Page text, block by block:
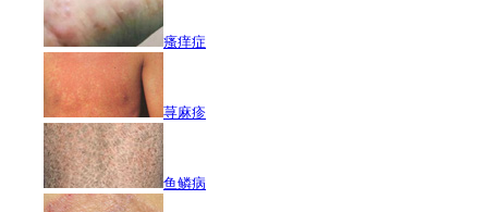
瘙痒症
荨麻疹
鱼鳞病